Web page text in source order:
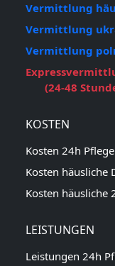
Vermittlung
Vermittlung
Vermittlung
(24-48
KOSTEN
Kosten 24h Pflege
Kosten häusliche
Kosten häusliche
LEISTUNGEN
Leistungen 24h